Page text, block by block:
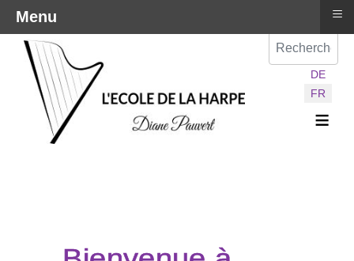
Sélectionnez
DE
FR
≡
Menu ≡